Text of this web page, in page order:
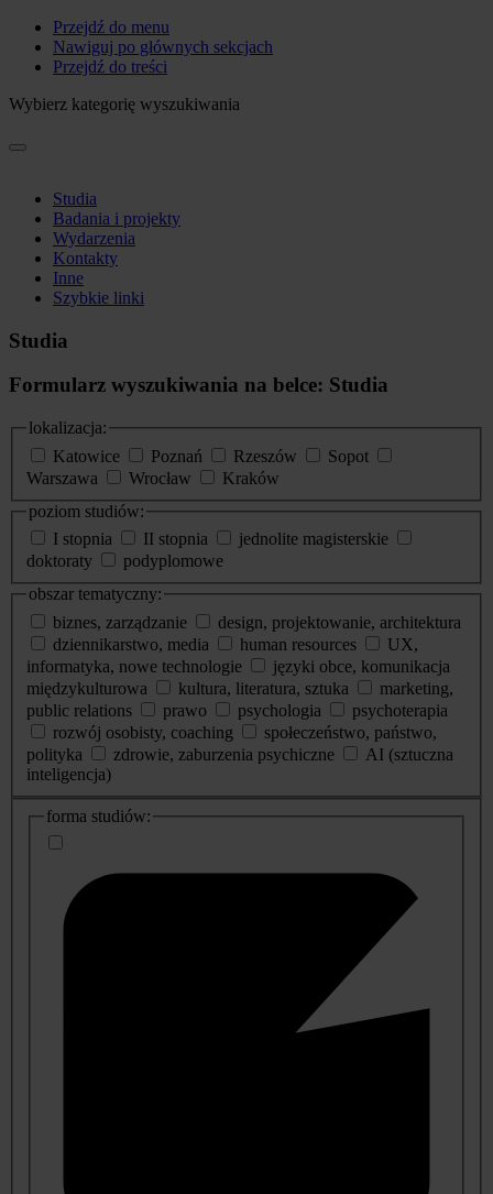
Przejdź do menu
Nawiguj po głównych sekcjach
Przejdź do treści
Wybierz kategorię wyszukiwania
Studia
Badania i projekty
Wydarzenia
Kontakty
Inne
Szybkie linki
Studia
Formularz wyszukiwania na belce: Studia
lokalizacja:
Katowice
Poznań Rzeszów
Sopot
Warszawa
Wrocław
Kraków
poziom studiów:
I stopnia
II stopnia
jednolite magisterskie
doktoraty
podyplomowe
obszar tematyczny:
biznes, zarządzanie
design, projektowanie, architektura
dziennikarstwo, media
human resources
UX,
informatyka, nowe technologie
języki obce, komunikacja
międzykulturowa
kultura, literatura, sztuka
marketing,
public relations
prawo psychologia
psychoterapia
rozwój osobisty, coaching
społeczeństwo, państwo,
polityka
zdrowie, zaburzenia psychiczne
AI (sztuczna
inteligencja)
dodatkowe
informacje
forma studiów: